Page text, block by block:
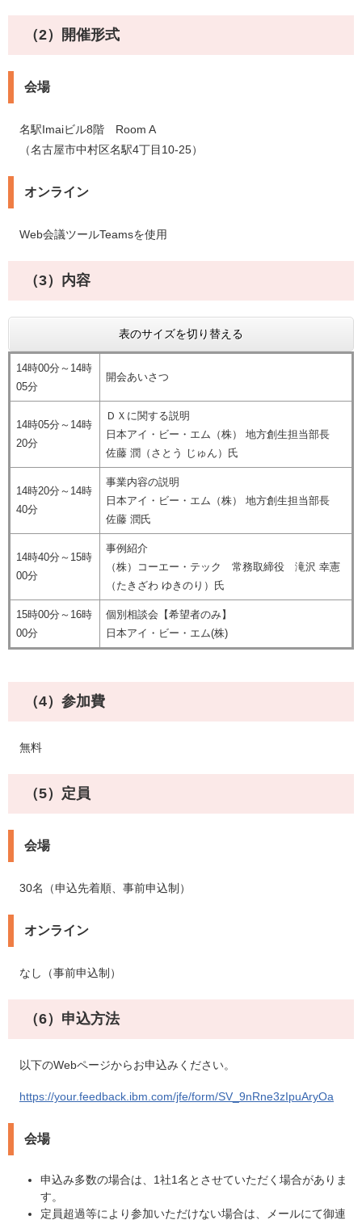
（2）開催形式
会場
名駅Imaiビル8階 Room A
（名古屋市中村区名駅4丁目10-25）
オンライン
Web会議ツールTeamsを使用
（3）内容
表のサイズを切り替える
14時00分～14時
05分
開会あいさつ
14時05分～14時
20分
ＤＸに関する説明
日本アイ・ビー・エム（株） 地方創生担当部長
佐藤 潤（さとう じゅん）氏
14時20分～14時
40分
事業内容の説明
日本アイ・ビー・エム（株） 地方創生担当部長
佐藤 潤氏
14時40分～15時
00分
事例紹介
（株）コーエー・テック 常務取締役 滝沢 幸憲
（たきざわ ゆきのり）氏
15時00分～16時
00分
個別相談会【希望者のみ】
日本アイ・ビー・エム(株)
（4）参加費
無料
（5）定員
会場
30名（申込先着順、事前申込制）
オンライン
なし（事前申込制）
（6）申込方法
以下のWebページからお申込みください。
https://your.feedback.ibm.com/jfe/form/SV_9nRne3zIpuAryOa
会場
申込み多数の場合は、1社1名とさせていただく場合がありま
す。
定員超過等により参加いただけない場合は、メールにて御連